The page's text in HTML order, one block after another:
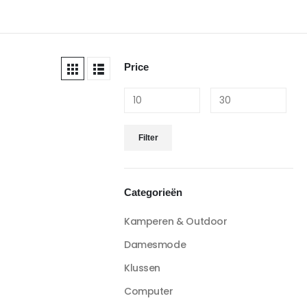
Price
Filter
Categorieën
Kamperen & Outdoor
Damesmode
Klussen
Computer